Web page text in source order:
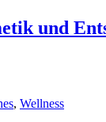
und
, Wellness